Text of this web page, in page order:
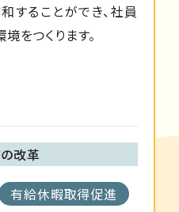
することができ、社員
をつくります。
改革
有給休暇取得促進